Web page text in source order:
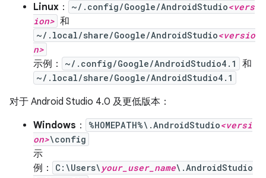
Linux ： ~/.config/Google/AndroidStudio<vers
ion> 和
~/.local/share/Google/AndroidStudio<versio
n>
示例： ~/.config/Google/AndroidStudio4.1 和
~/.local/share/Google/AndroidStudio4.1
对于 Android Studio 4.0 及更低版本：
Windows ： %HOMEPATH%\.AndroidStudio<versi
on>\config
示
例：
C:\Users\ your_user_name\.AndroidStudio